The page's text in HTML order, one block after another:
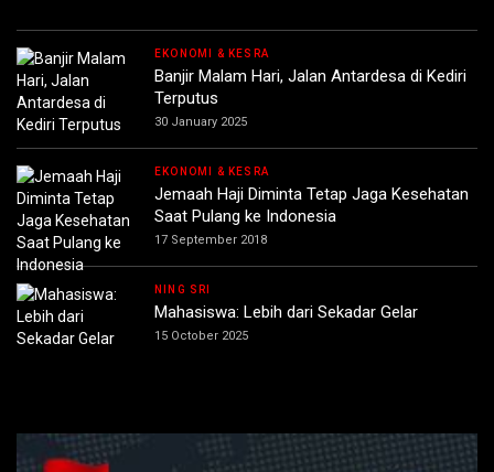
EKONOMI & KESRA
Banjir Malam Hari, Jalan Antardesa di Kediri
Terputus
30 January 2025
EKONOMI & KESRA
Jemaah Haji Diminta Tetap Jaga Kesehatan
Saat Pulang ke Indonesia
17 September 2018
NING SRI
Mahasiswa: Lebih dari Sekadar Gelar
15 October 2025